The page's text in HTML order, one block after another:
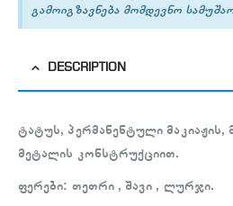
გამოიგზავნება მომდევნო
DESCRIPTION
ტატუს, პერმანენტული მაკიაჟის,
მეტალის კონსტრუქციით.
ფერები: თეთრი , შავი , ლურჯი.